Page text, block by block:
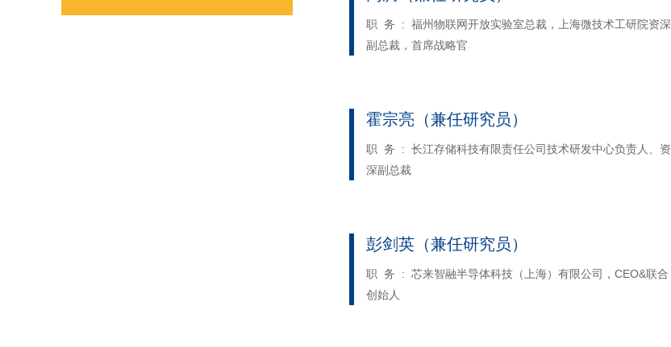
职 务 : 福州物联网开放实验室总裁，上海微技术工研院资深
副总裁，首席战略官
霍宗亮（兼任研究员）
职 务 : 长江存储科技有限责任公司技术研发中心负责人、资
深副总裁
彭剑英（兼任研究员）
职 务 : 芯来智融半导体科技（上海）有限公司，CEO&联合
创始人